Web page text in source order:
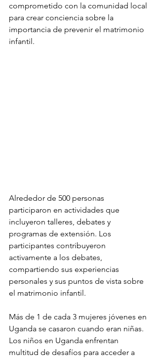
comprometido con la comunidad local
para crear conciencia sobre la
importancia de prevenir el matrimonio
infantil.
Alrededor de 500 personas
participaron en actividades que
incluyeron talleres, debates y
programas de extensión. Los
participantes contribuyeron
activamente a los debates,
compartiendo sus experiencias
personales y sus puntos de vista sobre
el matrimonio infantil.
Más de 1 de cada 3 mujeres jóvenes en
Uganda se casaron cuando eran niñas.
Los niños en Uganda enfrentan
multitud de desafíos para acceder a